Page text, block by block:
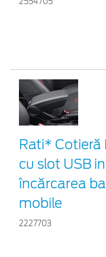
Rati* Cotieră
cu slot USB
încărcarea
mobile
2227703